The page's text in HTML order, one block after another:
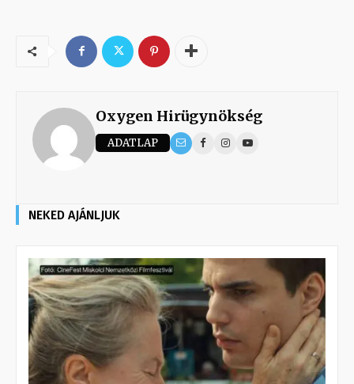
Oxygen Hirügynökség
ADATLAP
NEKED AJÁNLJUK